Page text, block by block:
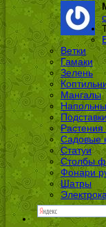
Ветки
Гамаки
Зелень
Мангалы
Растения
Садовые
Статуи
Столбы
Фонари
Шатры